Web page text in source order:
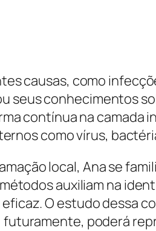
causas, como
seus conhecimentos
contínua na camada
como vírus,
local, Ana se
auxiliam na
O estudo dessa
poderá